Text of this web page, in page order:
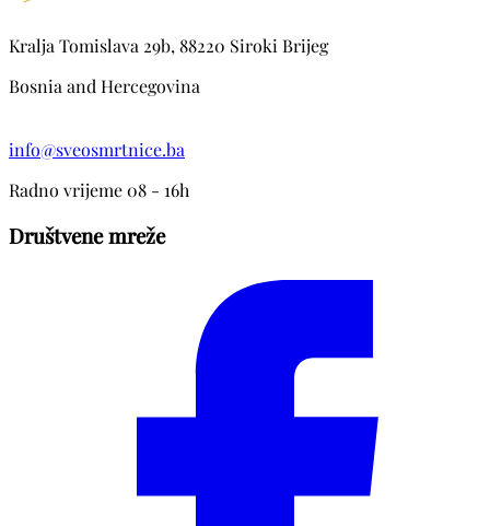
Kralja Tomislava 29b, 88220 Siroki Brijeg
Bosnia and Hercegovina
info@sveosmrtnice.ba
Radno vrijeme 08 - 16h
Društvene mreže